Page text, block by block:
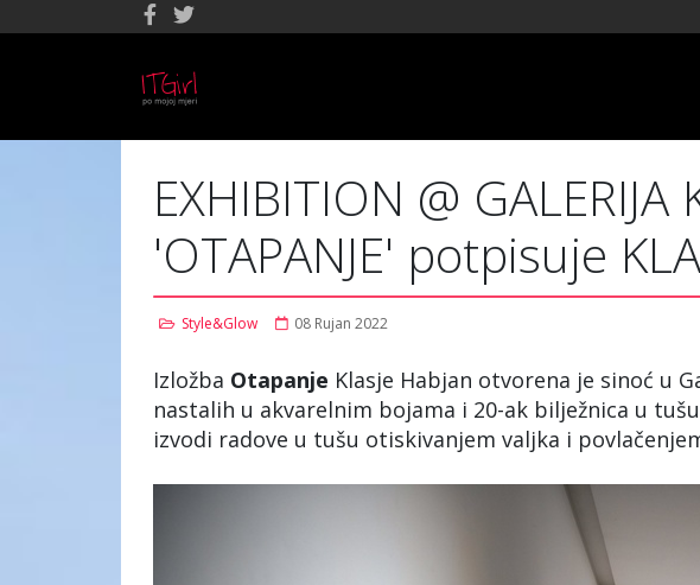
EXHIBITION @ GALERIJA
'OTAPANJE' potpisuje
Style&Glow 08 Rujan 2022
Izložba Otapanje Klasje Habjan otvorena je sinoć u
nastalih u akvarelnim bojama i 20-ak bilježnica u
izvodi radove u tušu otiskivanjem valjka i